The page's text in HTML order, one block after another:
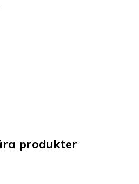
produkter